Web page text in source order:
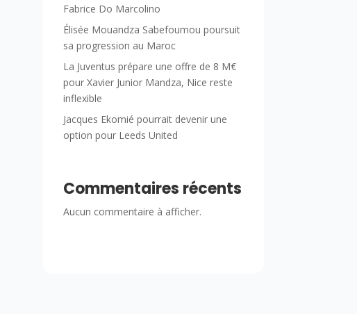
Fabrice Do Marcolino
Élisée Mouandza Sabefoumou poursuit
sa progression au Maroc
La Juventus prépare une offre de 8 M€
pour Xavier Junior Mandza, Nice reste
inflexible
Jacques Ekomié pourrait devenir une
option pour Leeds United
Commentaires récents
Aucun commentaire à afficher.